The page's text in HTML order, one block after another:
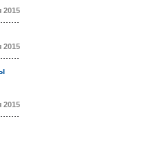
2015
2015
2015